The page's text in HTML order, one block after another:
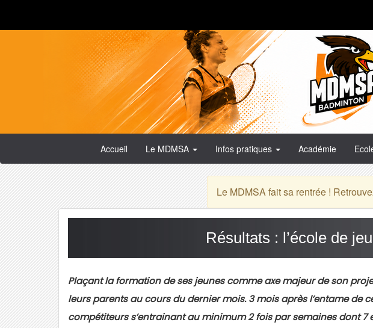
Accueil Le MDMSA Infos pratiques Académie
Le MDMSA fait sa rentrée !
Résultats : l’école de
Plaçant la formation de ses jeunes comme axe majeur de son
leurs parents au cours du dernier mois. 3 mois après l’entame de
compétiteurs s’entrainant au minimum 2 fois par semaines dont 7